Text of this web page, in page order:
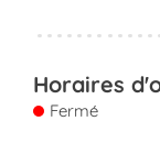
Horaires
Fermé